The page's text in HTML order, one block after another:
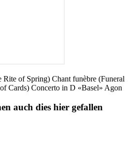
Rite of Spring) Chant funèbre (Funeral
Cards) Concerto in D «Basel» Agon
auch dies hier gefallen